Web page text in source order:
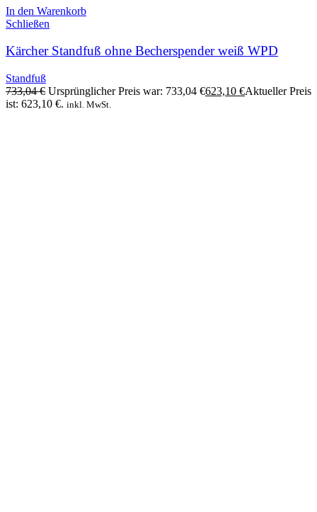
In den Warenkorb
Schließen
Kärcher Standfuß ohne Becherspender weiß WPD
Standfuß
733,04€ Ursprünglicher Preis war: 733,04 €623,10 €Aktueller Preis
ist: 623,10 €. inkl. MwSt.